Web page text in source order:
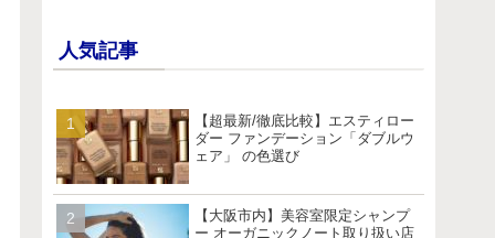
人気記事
【超最新/徹底比較】エスティロー
ダー ファンデーション「ダブルウ
ェア」 の色選び
【大阪市内】美容室限定シャンプ
ー オーガニックノート取り扱い店